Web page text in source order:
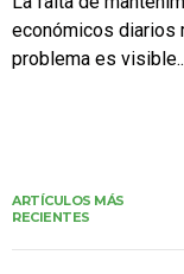
económicos diarios
problema es
ARTÍCULOS MÁS
RECIENTES